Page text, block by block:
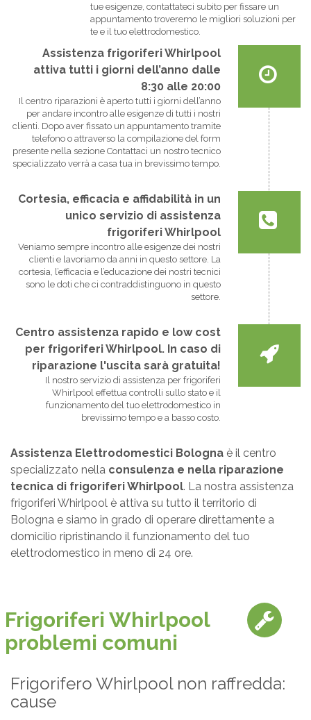
tue esigenze, contattateci subito per fissare un
appuntamento troveremo le migliori soluzioni per
te e il tuo elettrodomestico.
Assistenza frigoriferi Whirlpool
attiva tutti i giorni dell’anno dalle
8:30 alle 20:00
Il centro riparazioni è aperto tutti i giorni dell’anno
per andare incontro alle esigenze di tutti i nostri
clienti. Dopo aver fissato un appuntamento tramite
telefono o attraverso la compilazione del form
presente nella sezione Contattaci un nostro tecnico
specializzato verrà a casa tua in brevissimo tempo.
Cortesia, efficacia e affidabilità in un
unico servizio di assistenza
frigoriferi Whirlpool
Veniamo sempre incontro alle esigenze dei nostri
clienti e lavoriamo da anni in questo settore. La
cortesia, l’efficacia e l’educazione dei nostri tecnici
sono le doti che ci contraddistinguono in questo
settore.
Centro assistenza rapido e low cost
per frigoriferi Whirlpool. In caso di
riparazione l'uscita sarà gratuita!
Il nostro servizio di assistenza per frigoriferi
Whirlpool effettua controlli sullo stato e il
funzionamento del tuo elettrodomestico in
brevissimo tempo e a basso costo.
Assistenza Elettrodomestici Bologna è il centro
specializzato nella consulenza e nella riparazione
tecnica di frigoriferi Whirlpool. La nostra assistenza
frigoriferi Whirlpool è attiva su tutto il territorio di
Bologna e siamo in grado di operare direttamente a
domicilio ripristinando il funzionamento del tuo
elettrodomestico in meno di 24 ore.
Frigoriferi Whirlpool
problemi comuni
Frigorifero Whirlpool non raffredda:
cause